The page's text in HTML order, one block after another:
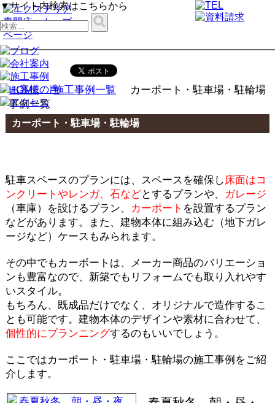
▼サイト内検索はこちらから
HOME 施工事例一覧
カーポート・駐車場・駐輪場
事例一覧
カーポート・駐車場・駐輪場
駐車スペースのプランには、スペースを確保し 床面はコ
ンクリートやレンガ、石などとするプランや、
ガレージ
（車庫）を設けるプラン、
カーポート を設置するプラン
などがあります。また、建物本体に組み込む（地下ガレ
ージなど）ケースもみられます。
その中でもカーポートは、メーカー商品のバリエーショ
ンも豊富なので、新築でもリフォームでも取り入れやす
いスタイル。
もちろん、既成品だけでなく、オリジナルで造作するこ
とも可能です。建物本体のデザインや素材に合わせて、
個性的にプランニングするのもいいでしょう。
ここではカーポート・駐車場・駐輪場の施工事例をご紹
介します。